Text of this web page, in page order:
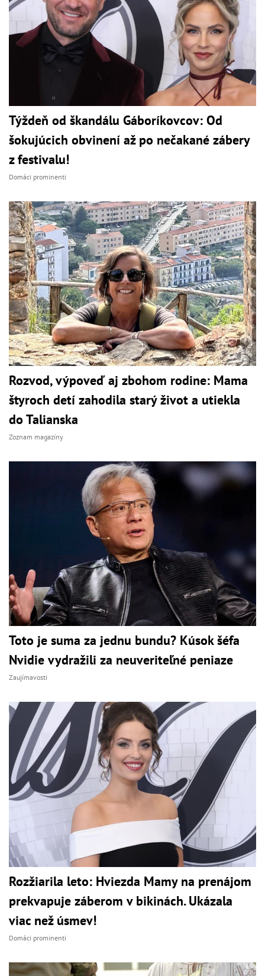
Týždeň od škandálu Gáboríkovcov: Od
šokujúcich obvinení až po nečakané zábery
z festivalu!
Domáci prominenti
Rozvod, výpoveď aj zbohom rodine: Mama
štyroch detí zahodila starý život a utiekla
do Talianska
Zoznam magazíny
Toto je suma za jednu bundu? Kúsok šéfa
Nvidie vydražili za neuveriteľné peniaze
Zaujímavosti
Rozžiarila leto: Hviezda Mamy na prenájom
prekvapuje záberom v bikinách. Ukázala
viac než úsmev!
Domáci prominenti